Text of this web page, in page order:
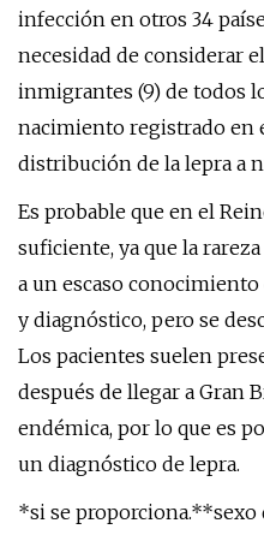
infección en otros 34
necesidad de considerar
inmigrantes (9) de todos
nacimiento registrado en
distribución de la lepra a
Es probable que en el
suficiente, ya que la
a un escaso
y diagnóstico, pero se
Los pacientes suelen
después de llegar a Gran
endémica, por lo que es
un diagnóstico de lepra.
*si se proporciona.**sexo